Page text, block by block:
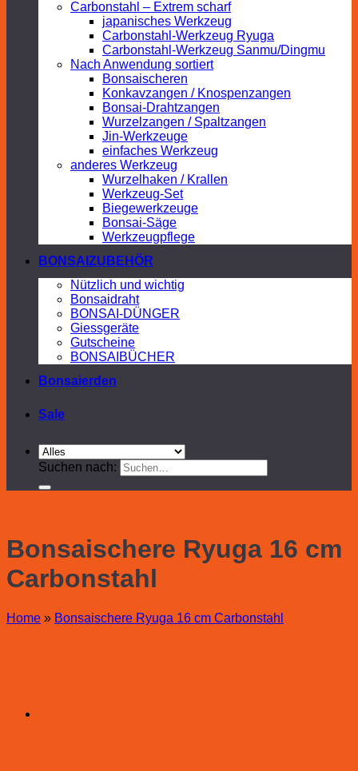
Carbonstahl – Extrem scharf
japanisches Werkzeug
Carbonstahl-Werkzeug Ryuga
Carbonstahl-Werkzeug Sanmu/Dingmu
Nach Anwendung sortiert
Bonsaischeren
Konkavzangen / Knospenzangen
Bonsai-Drahtzangen
Wurzelzangen / Spaltzangen
Jin-Werkzeuge
einfaches Werkzeug
anderes Werkzeug
Wurzelhaken / Krallen
Werkzeug-Set
Biegewerkzeuge
Bonsai-Säge
Werkzeugpflege
BONSAIZUBEHÖR
Nützlich und wichtig
Bonsaidraht
BONSAI-DÜNGER
Giessgeräte
Gutscheine
BONSAIBÜCHER
Bonsaierden
Sale
Suchen nach:
Bonsaischere Ryuga 16 cm
Carbonstahl
Home » Bonsaischere Ryuga 16 cm Carbonstahl